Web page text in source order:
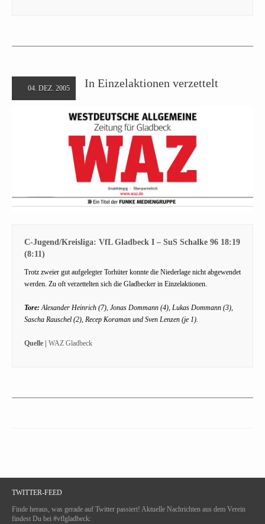
04. DEZ. 2005 In Einzelaktionen verzettelt
C-Jugend/Kreisliga: VfL Gladbeck I – SuS Schalke 96 18:19
(8:11)
Trotz zweier gut aufgelegter Torhüter konnte die Niederlage nicht abgewendet
werden. Zu oft verzettelten sich die Gladbecker in Einzelaktionen.
Tore: Alexander Heinrich (7), Jonas Dommann (4), Lukas Dommann (3),
Sascha Rauschel (2), Recep Koraman und Sven Lenzen (je 1).
Quelle | WAZ Gladbeck
TWITTER-FEED
Finde heraus, was gerade auf Twitter passiert! Aktuelle Nachrichten aus dem Verein
findest Du bei #vflgladbeck: